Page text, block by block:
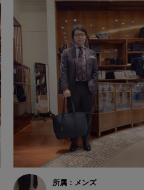
所属：メンズ